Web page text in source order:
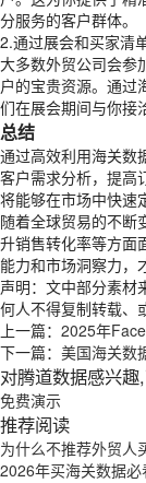
分服务的客户群体。
2.通过展会和买家清
大多数外贸公司会参
户的宝贵资源。通过
们在展会期间与你接
总结
通过高效利用海关数
客户需求分析，提高
将能够在市场中快速
随着全球贸易的不断
升销售转化率等方面
能力和市场洞察力，
声明：文中部分素材
何人不得复制转载、
上一篇： 2025年
下一篇： 美国海关数
对腾道数据感兴
免费演示
推荐阅读
为什么不推荐外贸人
2026年买海关数据必